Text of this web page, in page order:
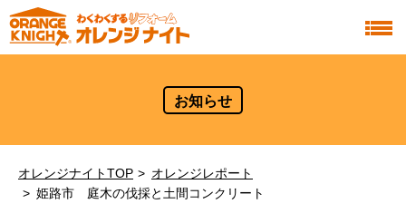
お知らせ
オレンジナイトTOP
オレンジレポート
姫路市 庭木の伐採と土間コンクリート